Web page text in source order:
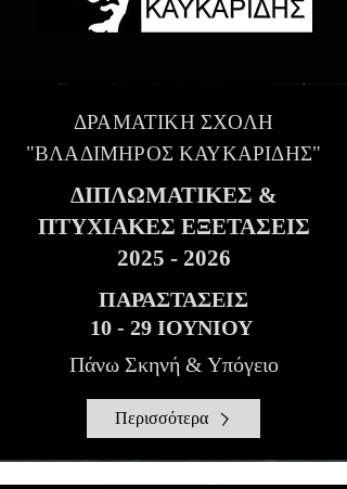
ΔΡΑΜΑΤΙΚΗ ΣΧΟΛΗ
"ΒΛΑΔΙΜΗΡΟΣ ΚΑΥΚΑΡΙΔΗΣ"
ΔΙΠΛΩΜΑΤΙΚΕΣ &
ΠΤΥΧΙΑΚΕΣ ΕΞΕΤΑΣΕΙΣ
2025 - 2026
ΠΑΡΑΣΤΑΣΕΙΣ
10 - 29 ΙΟΥΝΙΟΥ
Πάνω Σκηνή & Υπόγειο
Περισσότερα